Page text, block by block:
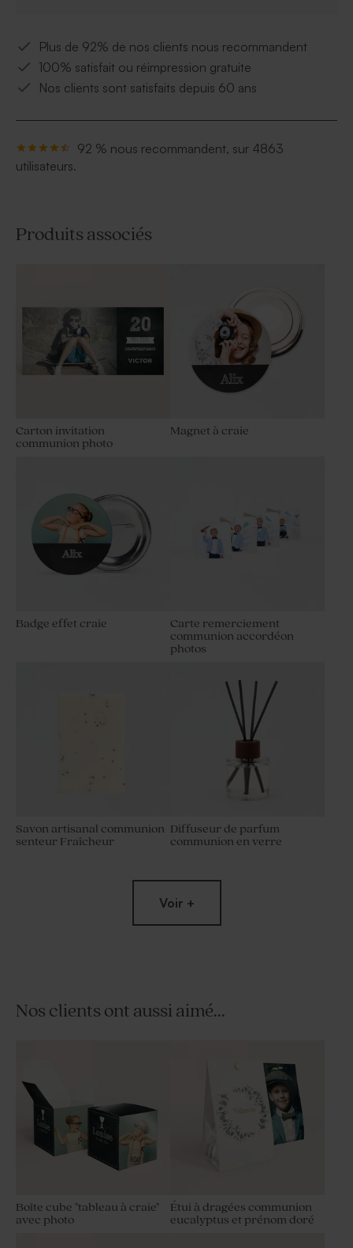
Plus de 92% de nos clients nous recommandent
100% satisfait ou réimpression gratuite
Nos clients sont satisfaits depuis 60 ans
92 % nous recommandent, sur 4863
utilisateurs.
Produits associés
Carton invitation
communion photo
Magnet à craie
Badge effet craie
Carte remerciement
communion accordéon
photos
Savon artisanal communion
senteur Fraîcheur
Diffuseur de parfum
communion en verre
Voir +
Nos clients ont aussi aimé...
Boîte cube "tableau à craie"
avec photo
Étui à dragées communion
eucalyptus et prénom doré